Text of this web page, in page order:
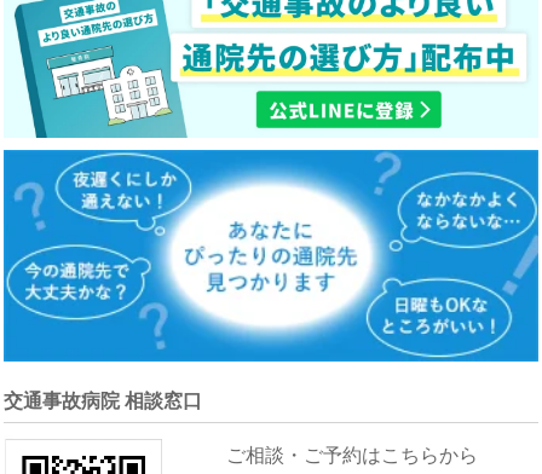
交通事故病院 相談窓口
ご相談・ご予約はこちらから